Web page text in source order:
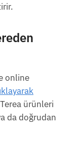
online
ürünleri
da doğrudan